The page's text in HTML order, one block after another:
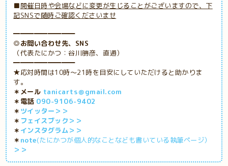
■開催日時や会場などに変更が生じることがございますので、下
記SNSで随時ご確認くださいませ
━━━━━━━━━
◎お問い合わせ先、SNS
（代表たにかつ：谷川勝彦、直通）
━━━━━━━━━
★応対時間は10時～21時を目安にしていただけると助かりま
す。
＊メール tanicarts＠gmail.com
＊電話 090-9106-9402
＊ ツイッター＞＞
＊ フェイスブック＞＞
＊ インスタグラム＞＞
＊ note(たにかつが個人的なことなども書いている執筆ページ）
＞＞